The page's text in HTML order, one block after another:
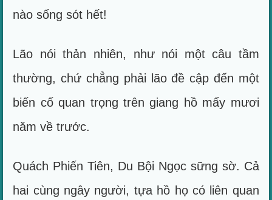
nào sống sót hết!
Lão nói thản nhiên, như nói một câu tầm
thường, chứ chẳng phải lão đề cập đến một
biến cố quan trọng trên giang hồ mấy mươi
năm về trước.
Quách Phiến Tiên, Du Bội Ngọc sững sờ. Cả
hai cùng ngây người, tựa hồ họ có liên quan